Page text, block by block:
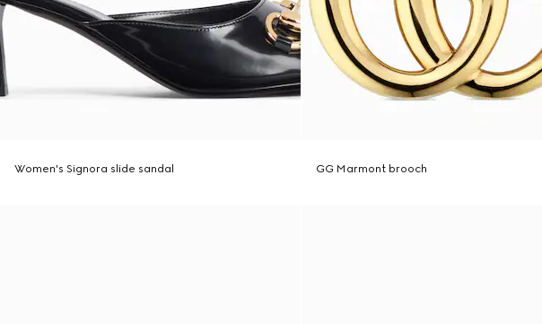
Women's Signora slide sandal GG Marmont brooch